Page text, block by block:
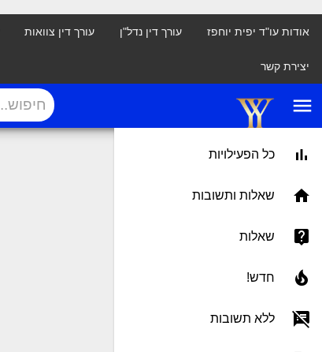
אודות עו"ד יפית יוחפז עורך דין נדל"ן עורך דין צוואות
יצירת קשר
menu
כל הפעילויות
שאלות ותשובות
שאלות
חדש!
ללא תשובות